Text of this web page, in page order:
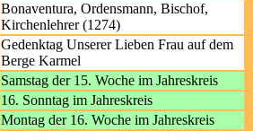
Bonaventura, Ordensmann, Bischof,
Kirchenlehrer (1274)
Gedenktag Unserer Lieben Frau auf dem
Berge Karmel
Samstag der 15. Woche im Jahreskreis
16. Sonntag im Jahreskreis
Montag der 16. Woche im Jahreskreis